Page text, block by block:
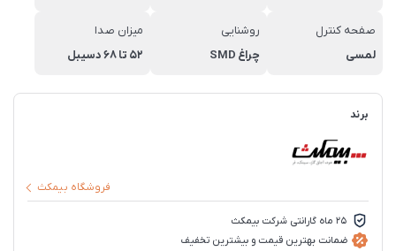
صفحه کنترل
لمسی
روشنایی
چراغ SMD
میزان صدا
52 تا 68 دسیبل
برند
فروشگاه بیمکث
25 ماه گارانتی شرکت بیمکث
ضمانت بهترین قیمت و بیشترین تخفیف